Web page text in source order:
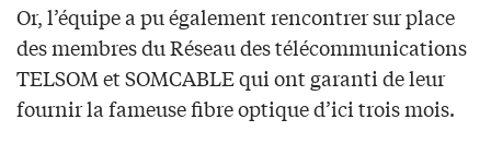
Or, l’équipe a pu également rencontrer sur place
des membres du Réseau des télécommunications
TELSOM et SOMCABLE qui ont garanti de leur
fournir la fameuse fibre optique d’ici trois mois.